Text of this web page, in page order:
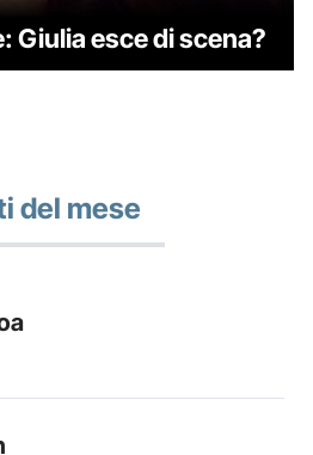
Giulia esce di scena?
del mese